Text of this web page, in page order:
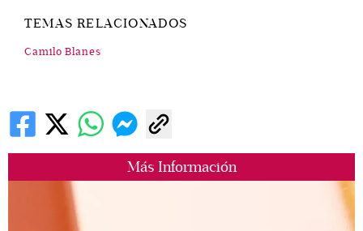
Más Información
TEMAS RELACIONADOS
Camilo Blanes